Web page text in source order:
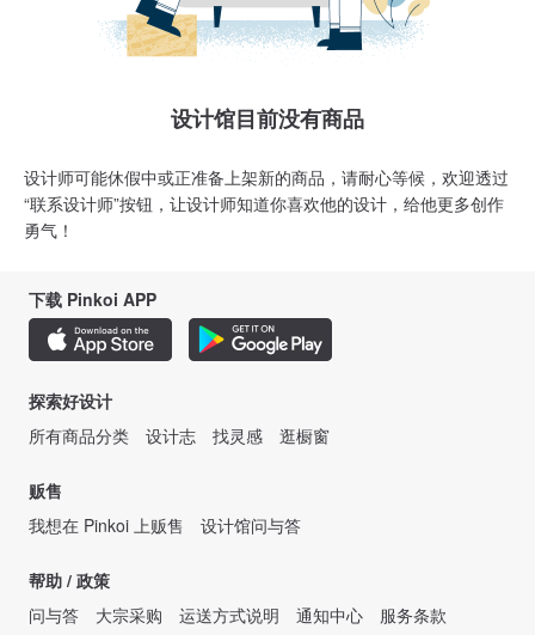
设计馆目前没有商品
设计师可能休假中或正准备上架新的商品，请耐心等候，欢迎透过
“联系设计师”按钮，让设计师知道你喜欢他的设计，给他更多创作
勇气！
下载 Pinkoi APP
探索好设计
所有商品分类
设计志 找灵感 逛橱窗
贩售
我想在 Pinkoi 上贩售
设计馆问与答
帮助 / 政策
问与答
大宗采购 运送方式说明 通知中心
服务条款